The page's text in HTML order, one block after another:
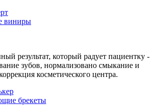
виниры
результат, который радует пациентку -
зубов, нормализовано смыкание и
косметического центра.
брекеты